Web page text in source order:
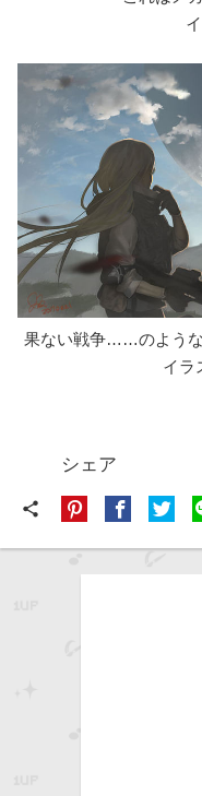
果ない戦争……のような
イラ
シェア
share